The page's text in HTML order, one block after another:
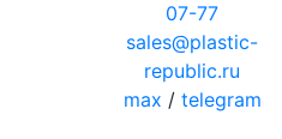
07-77
sales@plastic-
republic.ru
max / telegram